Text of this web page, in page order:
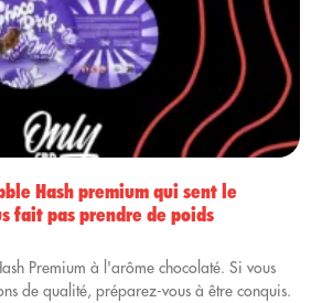
Hash premium qui sent le
fait pas prendre de poids
Premium à l'arôme chocolaté. Si vous
de qualité, préparez-vous à être conquis.